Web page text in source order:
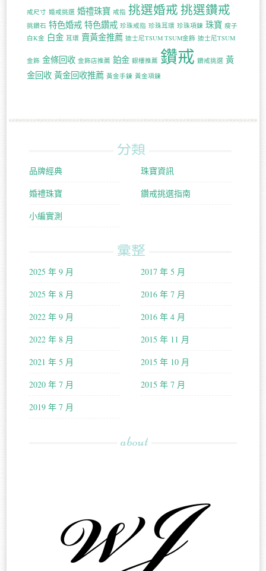
戒尺寸 婚戒挑選 婚禮珠寶 戒指 挑選婚戒挑選鑽戒
挑鑽石 特色婚戒 特色鑽戒 珍珠戒指 珍珠耳環 珍珠項鍊 珠寶 瘦子
白K金 白金 耳環 賣黃金推薦 迪士尼TSUM TSUM金飾 迪士尼TSUM
金飾 金條回收 金飾店推薦 鉑金 銀樓推薦 鑽戒 鑽戒挑選 黃
金回收 黃金回收推薦 黃金手鍊 黃金項鍊
分類
品牌經典
婚禮珠寶
小編實測
珠寶資訊
鑽戒挑選指南
彙整
2025 年 9 月
2025 年 8 月
2022 年 9 月
2022 年 8 月
2021 年 5 月
2020 年 7 月
2019 年 7 月
2017 年 5 月
2016 年 7 月
2016 年 4 月
2015 年 11 月
2015 年 10 月
2015 年 7 月
about